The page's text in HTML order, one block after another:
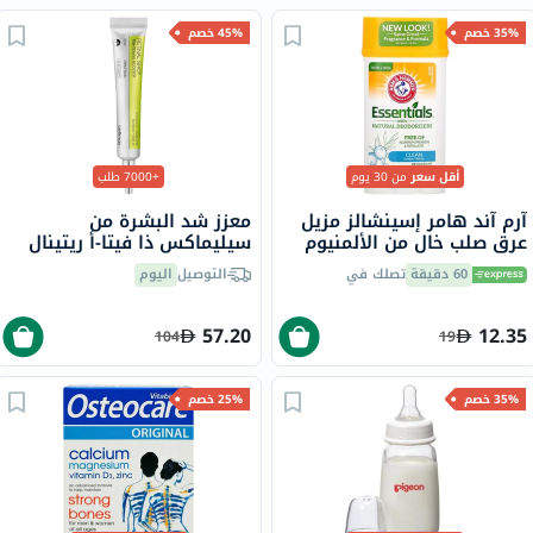
35% خصم
أقل سعرمن 30 يوم
آرم آند هامر إسينشالز مزيل
عرق صلب خالٍ من الألمنيوم
بمزيلات عرق طبيعية، برائحة
النظافة، 71 جرام
60 دقيقة تصلك في
12.35
19
45% خصم
+7000 طلب
معزز شد البشرة من
سيليماكس ذا فيتا-أ ريتينال
شوت، 15 مل
التوصيل اليوم
57.20
104
35% خصم 25% خصم